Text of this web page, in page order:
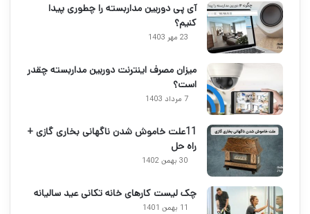
آی پی دوربین مداربسته را چطوری پیدا
کنیم؟
23 مهر 1403
میزان مصرف اینترنت دوربین مداربسته چقدر
است؟
7 مرداد 1403
11علت خاموش شدن ناگهانی بخاری گازی +
راه حل
30 بهمن 1402
چک لیست کارهای خانه تکانی عید سالیانه
11 بهمن 1401